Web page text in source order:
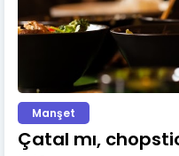
Manşet
Çatal mı,